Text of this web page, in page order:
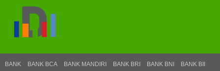
BANK BANK BCA BANK MANDIRI BANK BRI BANK BNI
BANK BII